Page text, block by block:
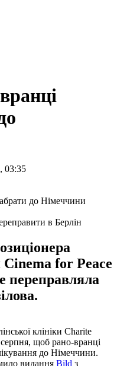
03:35
в Берлін
Cinema for Peace
переправляла
клініки Charite
щоб рано-вранці
до Німеччини.
видання Bild з